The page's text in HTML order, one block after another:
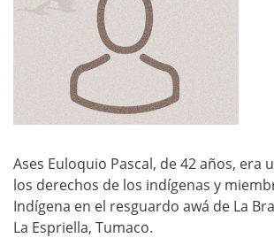
Ases Euloquio Pascal, de 42 años, era
los derechos de los indígenas y
Indígena en el resguardo awá de La
La Espriella, Tumaco.